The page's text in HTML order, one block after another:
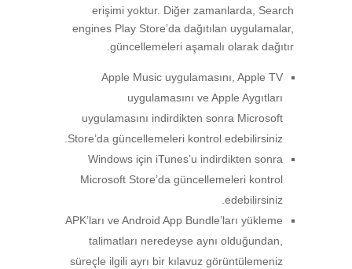
erişimi yoktur. Diğer zamanlarda, Search
engines Play Store’da dağıtılan uygulamalar,
güncellemeleri aşamalı olarak dağıtır.
Apple Music uygulamasını, Apple TV
uygulamasını ve Apple Aygıtları
uygulamasını indirdikten sonra Microsoft
Store’da güncellemeleri kontrol edebilirsiniz.
Windows için iTunes’u indirdikten sonra
Microsoft Store’da güncellemeleri kontrol
edebilirsiniz.
APK’ları ve Android App Bundle’ları yükleme
talimatları neredeyse aynı olduğundan,
süreçle ilgili ayrı bir kılavuz görüntülemeniz